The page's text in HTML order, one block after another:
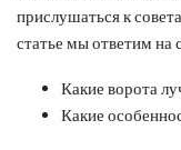
прислушаться к
статье мы ответим
Какие ворота
Какие